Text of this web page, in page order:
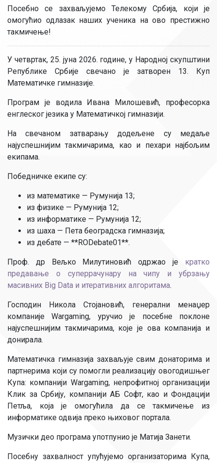
Посебно се захваљујемо Телекому Србија, који је
омогућио одлазак наших ученика на ово престижно
такмичење!
У четвртак, 25. јуна 2026. године, у Народној скупштини
Републике Србије свечано је затворен 13. Куп
Математичке гимназије.
Програм је водила Ивана Милошевић, професорка
енглеског језика у Математичкој гимназији.
На свечаном затварању додељене су медаље
најуспешнијим такмичарима, као и пехари најбољим
екипама.
Победничке екипе су:
из математике — Румунија 13;
из физике — Румунија 12;
из информатике — Румунија 12;
из шаха — Пета београдска гимназија;
из дебате — **RODebate01**.
Проф. др Вељко Милутиновић одржао је кратко
предавање о суперрачунару на чипу и убрзању
масивних Big Data и итеративних алгоритама.
Господин Никола Стојановић, генерални менаџер
компаније Wargaming, уручио је посебне поклоне
најуспешнијим такмичарима, које је ова компанија и
донирала.
Математичка гимназија захваљује свим донаторима и
партнерима који су помогли реализацију овогодишњег
Купа: компанији Wargaming, непрофитној организацији
Клик за Србију, компанији АБ Софт, као и Фондацији
Петља, која је омогућила да се такмичење из
информатике одвија преко њиховог портала.
Музички део програма употпунио је Матија Занети.
Посебну захвалност упућујемо организаторима Купа,